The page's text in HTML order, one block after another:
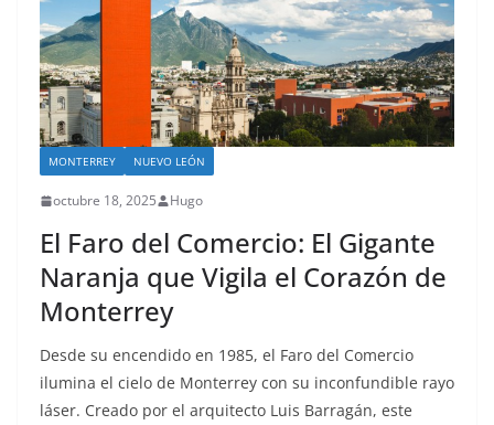
MONTERREY NUEVO LEÓN
octubre 18, 2025 Hugo
El Faro del Comercio: El Gigante
Naranja que Vigila el Corazón de
Monterrey
Desde su encendido en 1985, el Faro del Comercio
ilumina el cielo de Monterrey con su inconfundible rayo
láser. Creado por el arquitecto Luis Barragán, este